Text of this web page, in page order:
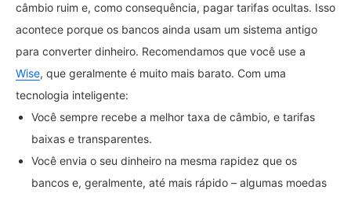
câmbio ruim e, como consequência, pagar tarifas ocultas. Isso
acontece porque os bancos ainda usam um sistema antigo
para converter dinheiro. Recomendamos que você use a
Wise, que geralmente é muito mais barato. Com uma
tecnologia inteligente:
Você sempre recebe a melhor taxa de câmbio, e tarifas
baixas e transparentes.
Você envia o seu dinheiro na mesma rapidez que os
bancos e, geralmente, até mais rápido – algumas moedas